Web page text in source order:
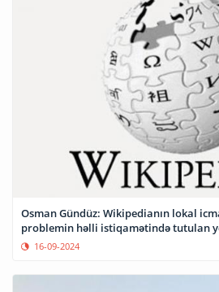
Osman Gündüz: Wikipedianın lokal
problemin həlli istiqamətində tutulan
16-09-2024